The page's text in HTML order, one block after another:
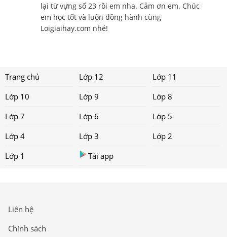
lại từ vựng số 23 rồi em nha. Cảm ơn em. Chúc
em học tốt và luôn đồng hành cùng
Loigiaihay.com nhé!
Trang chủ Lớp 12
Lớp 11
Lớp 10
Lớp 9
Lớp 8
Lớp 7
Lớp 6
Lớp 5
Lớp 4
Lớp 3
Lớp 2
Lớp 1
Tải app
Liên hệ
Chính sách